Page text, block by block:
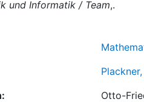
und Informatik / Team,.
Otto-